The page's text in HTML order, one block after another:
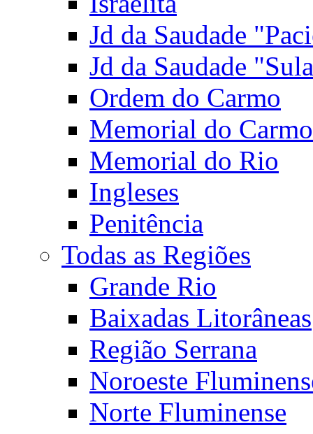
Jd da Saudade
Jd da Saudade
Ordem do Carmo
Memorial do Carmo
Memorial do Rio
Ingleses
Penitência
Todas as Regiões
Grande Rio
Baixadas Litorâneas
Região Serrana
Noroeste
Norte Fluminense